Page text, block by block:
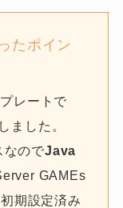
たポイン
レートで
ました。
のでJava
GAMEs
期設定済み